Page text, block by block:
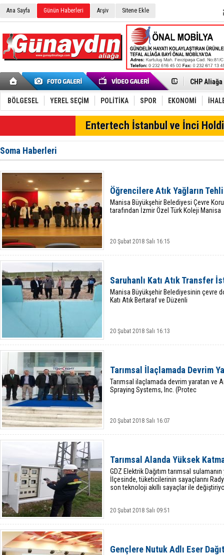
Ana Sayfa Günün Haberleri Arşiv Sitene Ekle
İzmir'in
Çağrısı
Onat
Menemen
Aliağa'da
Furkan
Chp
AK Parti
Alto,
Chp
BÖLGESEL YEREL SEÇİM POLİTİKA SPOR EKONOMİ
Entertech İstanbul ve İnci
Soma Haberleri
Öğrencilere Atık Yağların
Manisa Büyükşehir Belediyesi Çevre
tarafından İzmir Özel Türk Koleji Manisa
20 Şubat 2018 Salı 16:15
Saruhanlı Katı Atık Transfer
Manisa Büyükşehir Belediyesinin çevre
Katı Atık Bertaraf ve Düzenli
20 Şubat 2018 Salı 16:13
Tarımsal İlaçlamada Devrim
Tarımsal ilaçlamada devrim yaratan ve
Spraying Systems, Inc. (Protec
20 Şubat 2018 Salı 16:07
Tarımsal Alanda Yüksek
GDZ Elektrik Dağıtım tarımsal
İlçesinde, tüketicilerinin sayaçlarını
son teknoloji akıllı sayaçlar ile
20 Şubat 2018 Salı 09:51
Gençlere Nutuk Adlı Eser